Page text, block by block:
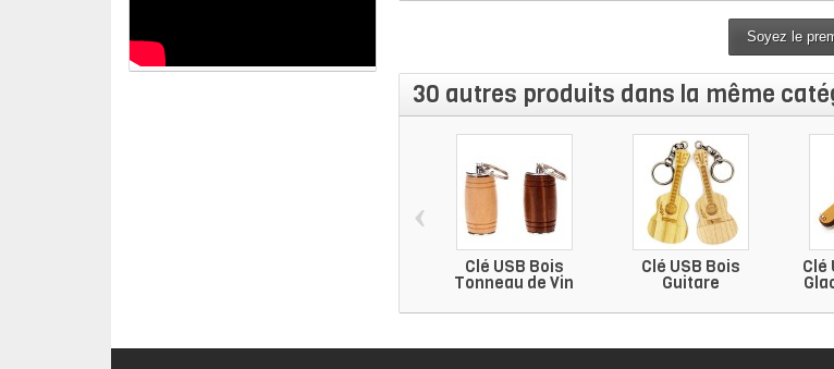
Soyez le
30 autres produits dans la même
Clé USB Bois
Tonneau de Vin
Clé USB Bois
Guitare
Clé
‹